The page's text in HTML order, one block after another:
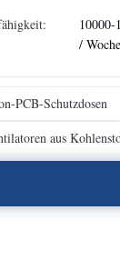
10000-
/ Woche
PCB-Schutzdosen
aus